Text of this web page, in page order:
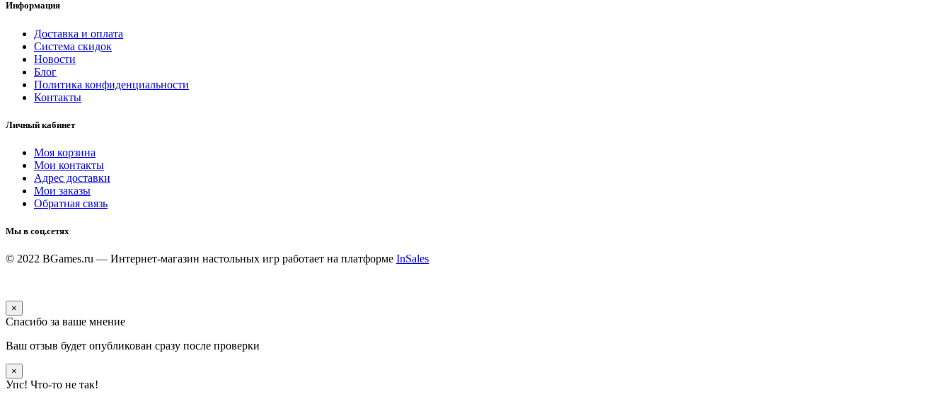
Информация
Доставка и оплата
Система скидок
Новости
Блог
Политика конфиденциальности
Контакты
Личный кабинет
Моя корзина
Мои контакты
Адрес доставки
Мои заказы
Обратная связь
Мы в соц.сетях
© 2022 BGames.ru — Интернет-магазин настольных игр работает на платформе InSales
×
Спасибо за ваше мнение
Ваш отзыв будет опубликован сразу после проверки
×
Упс! Что-то не так!